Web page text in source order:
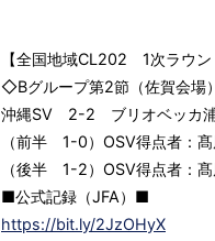
【全国地域CL202 1次ラウン
◇Bグループ第2節（佐賀会場）
沖縄SV 2-2 ブリオベッカ
（前半 1-0）OSV得点者：
（後半 1-2）OSV得点者：
■公式記録（JFA）■
https://bit.ly/2JzOHyX